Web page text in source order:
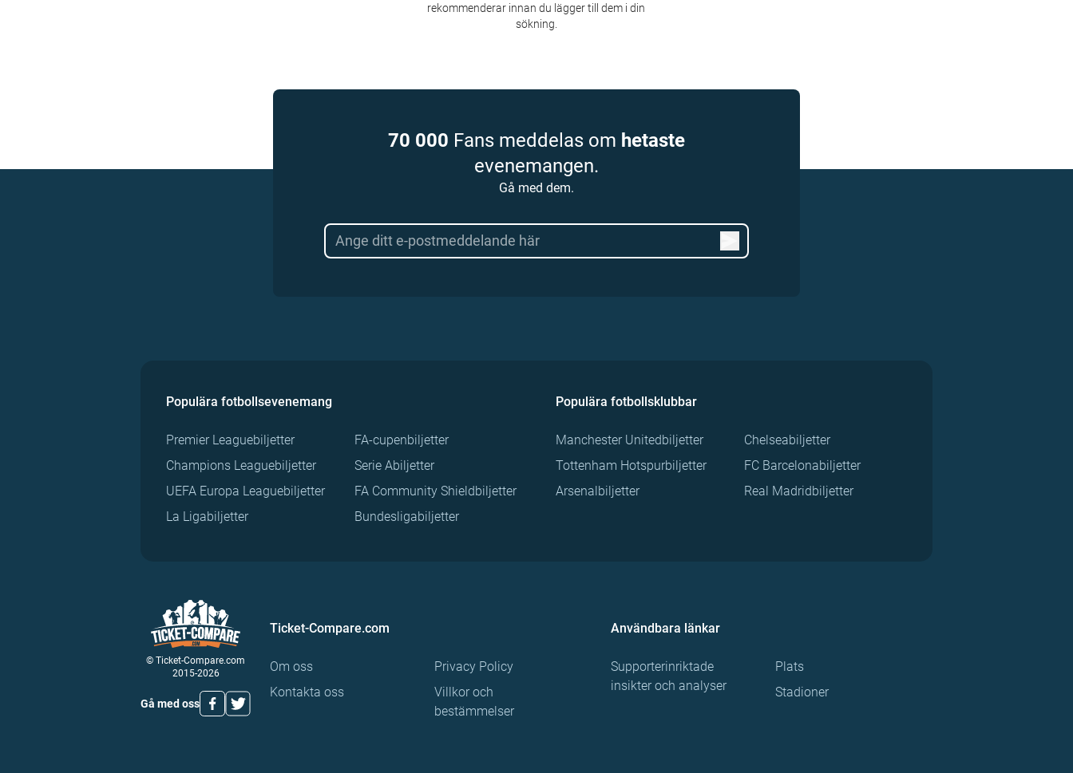
rekommenderar innan du lägger till dem i din
sökning.
70 000 Fans meddelas om hetaste
evenemangen.
Gå med dem.
Populära fotbollsevenemang
Premier Leaguebiljetter
Champions Leaguebiljetter
UEFA Europa Leaguebiljetter
La Ligabiljetter
FA-cupenbiljetter
Serie Abiljetter
FA Community Shieldbiljetter
Bundesligabiljetter
Populära fotbollsklubbar
Manchester Unitedbiljetter
Tottenham Hotspurbiljetter
Arsenalbiljetter
Chelseabiljetter
FC Barcelonabiljetter
Real Madridbiljetter
© Ticket-Compare.com
2015-2026
Gå med oss
Ticket-Compare.com
Om oss
Kontakta oss
Privacy Policy
Villkor och
bestämmelser
Användbara länkar
Supporterinriktade
insikter och analyser
Plats
Stadioner